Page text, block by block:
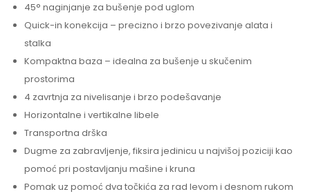
45° naginjanje za bušenje pod uglom
Quick-in konekcija – precizno i brzo povezivanje alata i
stalka
Kompaktna baza – idealna za bušenje u skučenim
prostorima
4 zavrtnja za nivelisanje i brzo podešavanje
Horizontalne i vertikalne libele
Transportna drška
Dugme za zabravljenje, fiksira jedinicu u najvišoj poziciji kao
pomoć pri postavljanju mašine i kruna
Pomak uz pomoć dva točkića za rad levom i desnom rukom